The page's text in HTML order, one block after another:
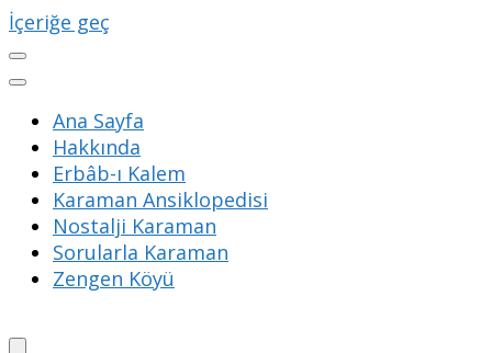
İçeriğe geç
Ana Sayfa
Hakkında
Erbâb-ı Kalem
Karaman Ansiklopedisi
Nostalji Karaman
Sorularla Karaman
Zengen Köyü